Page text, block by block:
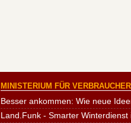
MINISTERIUM FÜR
Besser ankommen: Wie neue
Land.Funk - Smarter